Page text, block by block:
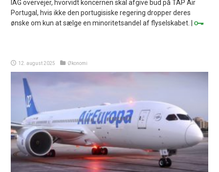
IAG overvejer, hvorvidt koncernen skal afgive bud på TAP Air
Portugal, hvis ikke den portugisiske regering dropper deres
ønske om kun at sælge en minoritetsandel af flyselskabet. |
12. august 2025 Økonomi